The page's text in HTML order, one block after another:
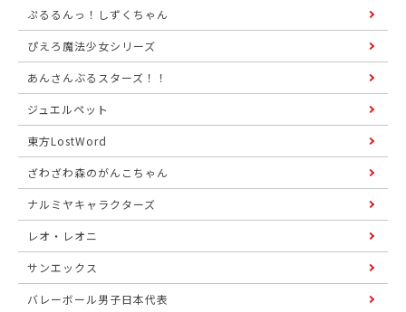
ぷるるんっ！しずくちゃん
ぴえろ魔法少女シリーズ
あんさんぶるスターズ！！
ジュエルペット
東方LostWord
ざわざわ森のがんこちゃん
ナルミヤキャラクターズ
レオ・レオニ
サンエックス
バレーボール男子日本代表